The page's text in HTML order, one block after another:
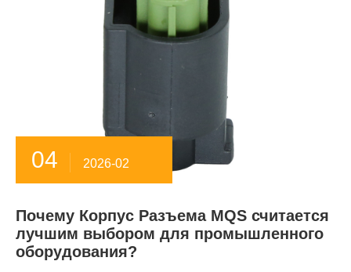
04 2026-02
Почему Корпус Разъема MQS считается
лучшим выбором для промышленного
оборудования?